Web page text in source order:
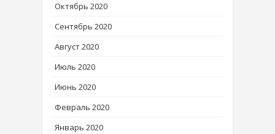
Октябрь 2020
Сентябрь 2020
Август 2020
Июль 2020
Июнь 2020
Февраль 2020
Январь 2020